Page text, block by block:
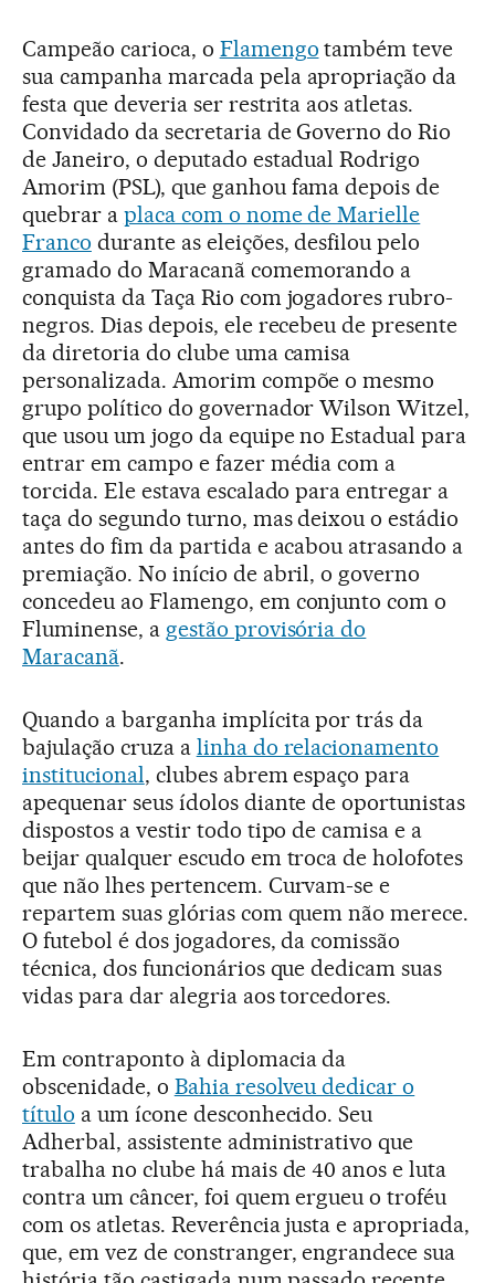
Campeão carioca, o Flamengo também teve
sua campanha marcada pela apropriação da
festa que deveria ser restrita aos atletas.
Convidado da secretaria de Governo do Rio
de Janeiro, o deputado estadual Rodrigo
Amorim (PSL), que ganhou fama depois de
quebrar a placa com o nome de Marielle
Franco durante as eleições, desfilou pelo
gramado do Maracanã comemorando a
conquista da Taça Rio com jogadores rubro-
negros. Dias depois, ele recebeu de presente
da diretoria do clube uma camisa
personalizada. Amorim compõe o mesmo
grupo político do governador Wilson Witzel,
que usou um jogo da equipe no Estadual para
entrar em campo e fazer média com a
torcida. Ele estava escalado para entregar a
taça do segundo turno, mas deixou o estádio
antes do fim da partida e acabou atrasando a
premiação. No início de abril, o governo
concedeu ao Flamengo, em conjunto com o
Fluminense, a gestão provisória do
Maracanã.
Quando a barganha implícita por trás da
bajulação cruza a linha do relacionamento
institucional, clubes abrem espaço para
apequenar seus ídolos diante de oportunistas
dispostos a vestir todo tipo de camisa e a
beijar qualquer escudo em troca de holofotes
que não lhes pertencem. Curvam-se e
repartem suas glórias com quem não merece.
O futebol é dos jogadores, da comissão
técnica, dos funcionários que dedicam suas
vidas para dar alegria aos torcedores.
Em contraponto à diplomacia da
obscenidade, o Bahia resolveu dedicar o
título a um ícone desconhecido. Seu
Adherbal, assistente administrativo que
trabalha no clube há mais de 40 anos e luta
contra um câncer, foi quem ergueu o troféu
com os atletas. Reverência justa e apropriada,
que, em vez de constranger, engrandece sua